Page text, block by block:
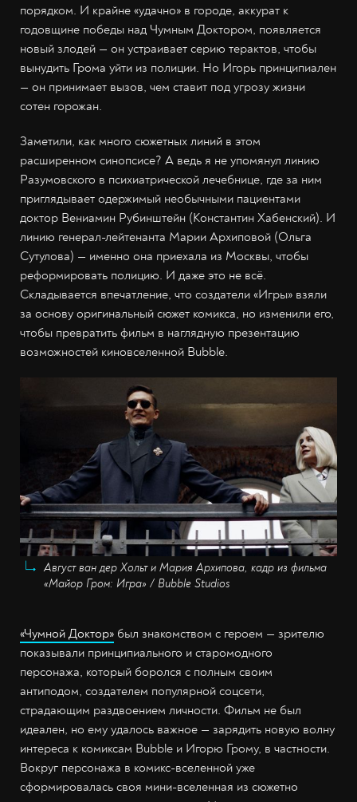
порядком. И крайне «удачно» в городе, аккурат к
годовщине победы над Чумным Доктором, появляется
новый злодей — он устраивает серию терактов, чтобы
вынудить Грома уйти из полиции. Но Игорь принципиален
— он принимает вызов, чем ставит под угрозу жизни
сотен горожан.
Заметили, как много сюжетных линий в этом
расширенном синопсисе? А ведь я не упомянул линию
Разумовского в психиатрической лечебнице, где за ним
приглядывает одержимый необычными пациентами
доктор Вениамин Рубинштейн (Константин Хабенский). И
линию генерал-лейтенанта Марии Архиповой (Ольга
Сутулова) — именно она приехала из Москвы, чтобы
реформировать полицию. И даже это не всё.
Складывается впечатление, что создатели «Игры» взяли
за основу оригинальный сюжет комикса, но изменили его,
чтобы превратить фильм в наглядную презентацию
возможностей киновселенной Bubble.
Август ван дер Хольт и Мария Архипова, кадр из фильма
«Майор Гром: Игра» / Bubble Studios
«Чумной Доктор» был знакомством с героем — зрителю
показывали принципиального и старомодного
персонажа, который боролся с полным своим
антиподом, создателем популярной соцсети,
страдающим раздвоением личности. Фильм не был
идеален, но ему удалось важное — зарядить новую волну
интереса к комиксам Bubble и Игорю Грому, в частности.
Вокруг персонажа в комикс-вселенной уже
сформировалась своя мини-вселенная из сюжетно